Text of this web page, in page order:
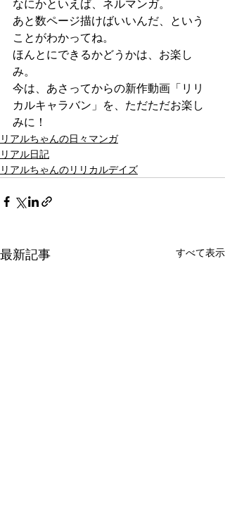
なにかといえば、ネルマンガ。
あと数ページ描けばいいんだ、という
ことがわかってね。
ほんとにできるかどうかは、お楽し
み。
今は、あさってからの新作動画「リリ
カルキャラバン」を、ただただお楽し
みに！
リアルちゃんの日々マンガ
リアル日記
リアルちゃんのリリカルデイズ
最新記事 すべて表示